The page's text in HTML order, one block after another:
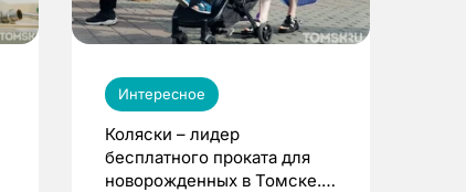
Интересное
Коляски – лидер
бесплатного проката для
новорожденных в Томске.